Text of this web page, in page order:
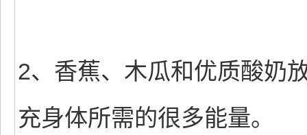
2、香蕉、木瓜和优质酸奶
充身体所需的很多能量。